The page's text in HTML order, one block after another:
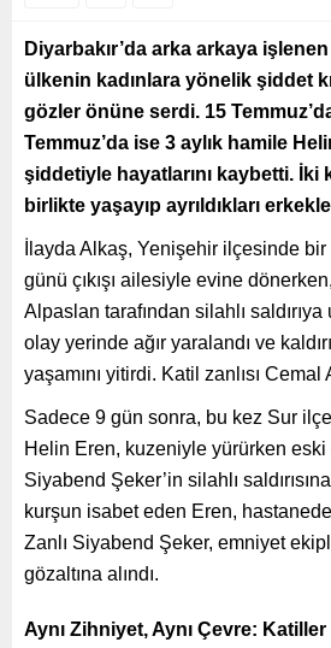
Diyarbakır’da arka arkaya
ülkenin kadınlara yönelik şiddet
gözler önüne serdi. 15
Temmuz’da ise 3 aylık hamile
şiddetiyle hayatlarını kaybetti. İki
birlikte yaşayıp ayrıldıkları
İlayda Alkaş, Yenişehir ilçesinde bir
günü çıkışı ailesiyle evine dönerken,
Alpaslan tarafından silahlı saldırıya
olay yerinde ağır yaralandı ve
yaşamını yitirdi. Katil zanlısı
Sadece 9 gün sonra, bu kez Sur
Helin Eren, kuzeniyle yürürken eski
Siyabend Şeker’in silahlı
kurşun isabet eden Eren, hastanede
Zanlı Siyabend Şeker, emniyet
gözaltına alındı.
Aynı Zihniyet, Aynı Çevre: